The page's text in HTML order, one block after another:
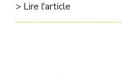
> Lire l'article